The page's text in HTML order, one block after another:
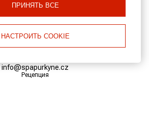
ПРИНЯТЬ ВСЕ
НАСТРОИТЬ COOKIE
Карловы Вары, Чешская Республика
Телефон:
+420 353 222 672
Рецепция
info@spapurkyne.cz
Рецепция